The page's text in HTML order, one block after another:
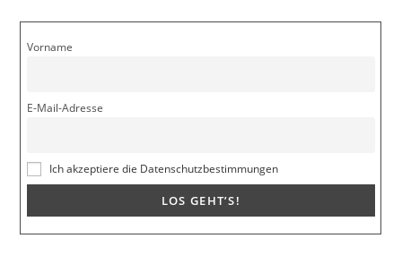
Vorname
E-Mail-Adresse
Ich akzeptiere die Datenschutzbestimmungen